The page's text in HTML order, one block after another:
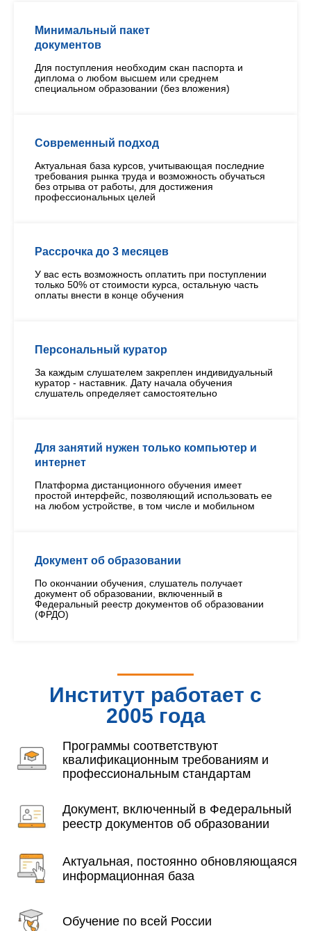
Минимальный пакет
документов
Для поступления необходим скан паспорта и
диплома о любом высшем или среднем
специальном образовании (без вложения)
Современный подход
Актуальная база курсов, учитывающая последние
требования рынка труда и возможность обучаться
без отрыва от работы, для достижения
профессиональных целей
Рассрочка до 3 месяцев
У вас есть возможность оплатить при поступлении
только 50% от стоимости курса, остальную часть
оплаты внести в конце обучения
Персональный куратор
За каждым слушателем закреплен индивидуальный
куратор - наставник. Дату начала обучения
слушатель определяет самостоятельно
Для занятий нужен только компьютер и
интернет
Платформа дистанционного обучения имеет
простой интерфейс, позволяющий использовать ее
на любом устройстве, в том числе и мобильном
Документ об образовании
По окончании обучения, слушатель получает
документ об образовании, включенный в
Федеральный реестр документов об образовании
(ФРДО)
Институт работает с
2005 года
Программы соответствуют
квалификационным требованиям и
профессиональным стандартам
Документ, включенный в Федеральный
реестр документов об образовании
Актуальная, постоянно обновляющаяся
информационная база
Обучение по всей России